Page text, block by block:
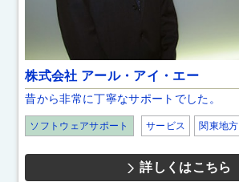
株式会社 アール・アイ・エー
昔から非常に丁寧なサポートでした。
ソフトウェアサポート サービス 関東地方
詳しくはこちら